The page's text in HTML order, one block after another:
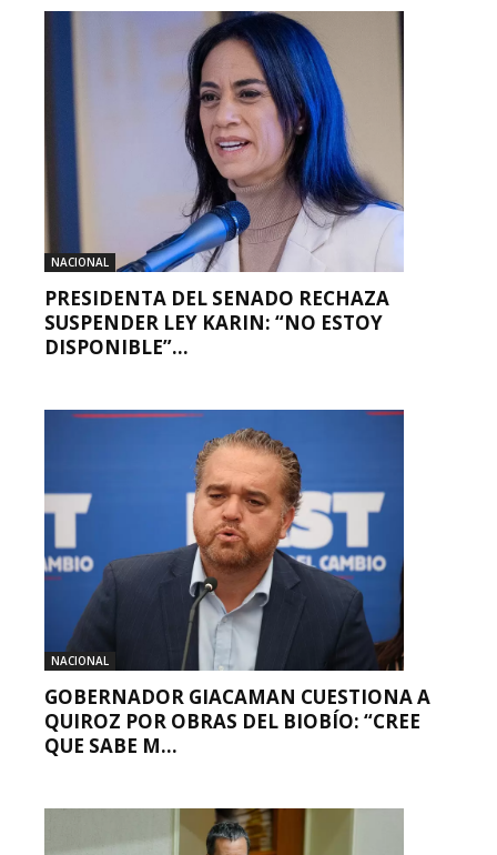
NACIONAL
PRESIDENTA DEL SENADO RECHAZA
SUSPENDER LEY KARIN: “NO ESTOY
DISPONIBLE”...
NACIONAL
GOBERNADOR GIACAMAN CUESTIONA A
QUIROZ POR OBRAS DEL BIOBÍO: “CREE
QUE SABE M...